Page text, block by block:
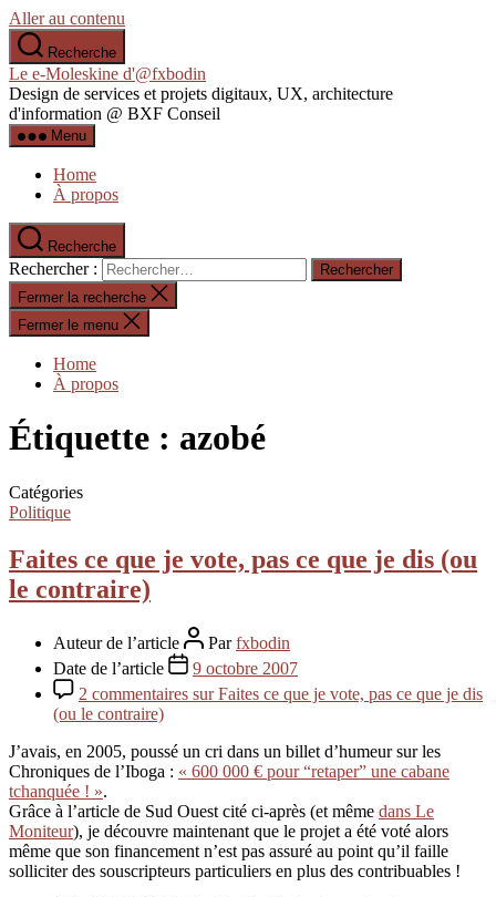
Aller au contenu
Recherche
Le e-Moleskine d'@fxbodin
Design de services et projets digitaux, UX, architecture
d'information @ BXF Conseil
Menu
Home
À propos
Recherche
Rechercher :
Fermer la recherche
Fermer le menu
Home
À propos
Étiquette : azobé
Catégories
Politique
Faites ce que je vote, pas ce que je dis (ou
le contraire)
Auteur de l’article Parfxbodin
Date de l’article
9 octobre 2007
2 commentaires sur Faites ce que je vote, pas ce que je dis
(ou le contraire)
J’avais, en 2005, poussé un cri dans un billet d’humeur sur les
Chroniques de l’Iboga : « 600 000 € pour “retaper” une cabane
tchanquée ! ».
Grâce à l’article de Sud Ouest cité ci-après (et même dans Le
Moniteur), je découvre maintenant que le projet a été voté alors
même que son financement n’est pas assuré au point qu’il faille
solliciter des souscripteurs particuliers en plus des contribuables !